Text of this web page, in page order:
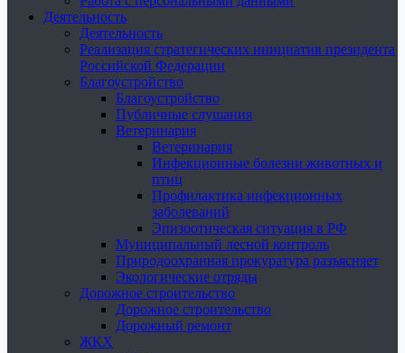
Деятельность
Деятельность
Реализация стратегических инициатив президента
Российской Федерации
Благоустройство
Благоустройство
Публичные слушания
Ветеринария
Ветеринария
Инфекционные болезни животных и
птиц
Профилактика инфекционных
заболеваний
Эпизоотическая ситуация в РФ
Муниципальный лесной контроль
Природоохранная прокуратура разъясняет
Экологические отряды
Дорожное строительство
Дорожное строительство
Дорожный ремонт
ЖКХ